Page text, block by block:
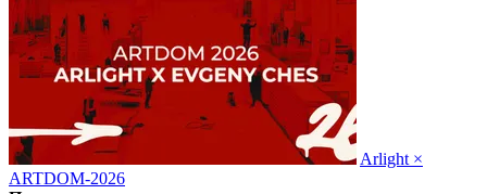
Arlight ×
ARTDOM-2026